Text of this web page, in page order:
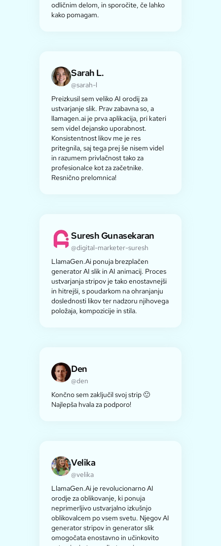
odličnim delom, in sporočite, če lahko
kako pomagam.
Sarah L.
@sarah-l
Preizkusil sem veliko AI orodij za
ustvarjanje slik. Prav zabavna so, a
llamagen.ai je prva aplikacija, pri kateri
sem videl dejansko uporabnost.
Konsistentnost likov me je res
pritegnila, saj tega prej še nisem videl
in razumem privlačnost tako za
profesionalce kot za začetnike.
Resnično prelomnica!
Suresh Gunasekaran
@digital-marketer-suresh
LlamaGen.Ai ponuja brezplačen
generator AI slik in AI animacij. Proces
ustvarjanja stripov je tako enostavnejši
in hitrejši, s poudarkom na ohranjanju
doslednosti likov ter nadzoru njihovega
položaja, kompozicije in stila.
Den
@den
Končno sem zaključil svoj strip 🙂
Najlepša hvala za podporo!
Velika
@velika
LlamaGen.Ai je revolucionarno AI
orodje za oblikovanje, ki ponuja
neprimerljivo ustvarjalno izkušnjo
oblikovalcem po vsem svetu. Njegov AI
generator stripov in generator slik
omogočata enostavno in učinkovito